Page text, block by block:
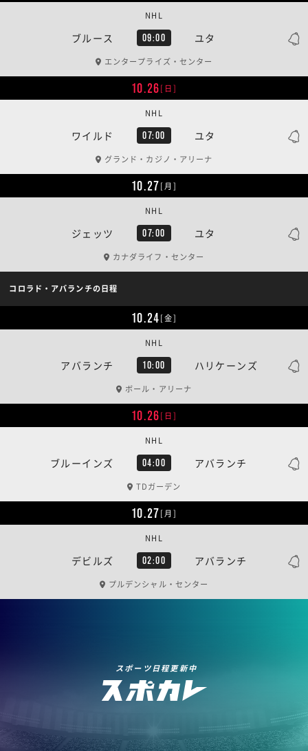
ブルース 09:00 ユタ
NHL
エンタープライズ・センター
10.26[日]
ワイルド 07:00 ユタ
NHL
グランド・カジノ・アリーナ
10.27[月]
ジェッツ 07:00 ユタ
NHL
カナダライフ・センター
コロラド・アバランチの日程
10.24[金]
アバランチ 10:00 ハリケーンズ
NHL
ボール・アリーナ
10.26[日]
ブルーインズ 04:00 アバランチ
NHL
TDガーデン
10.27[月]
デビルズ 02:00 アバランチ
NHL
プルデンシャル・センター
スポーツ日程更新中